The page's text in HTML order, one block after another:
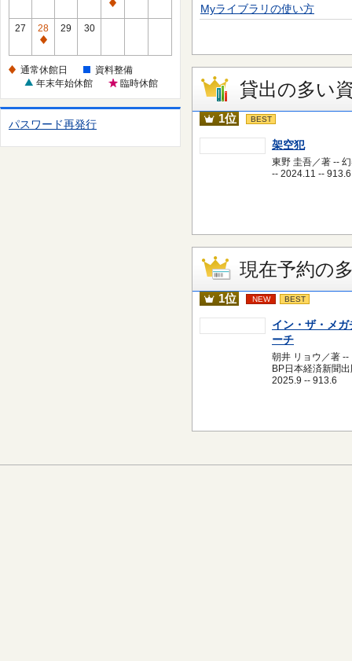
館
日
通
館
日
27
28
通
休
日
29 30
通常休館日
資料整備
年末年始休館
臨時休館
パスワード再発行
Myライブラリの使い方
貸出の多い
1位 BEST
架空犯
東野 圭吾／著 --
-- 2024.11 -- 913.6
現在予約の
1位 NEW BEST
イン・ザ・メガ
ーチ
朝井 リョウ／著 --
BP日本経済新聞
2025.9 -- 913.6